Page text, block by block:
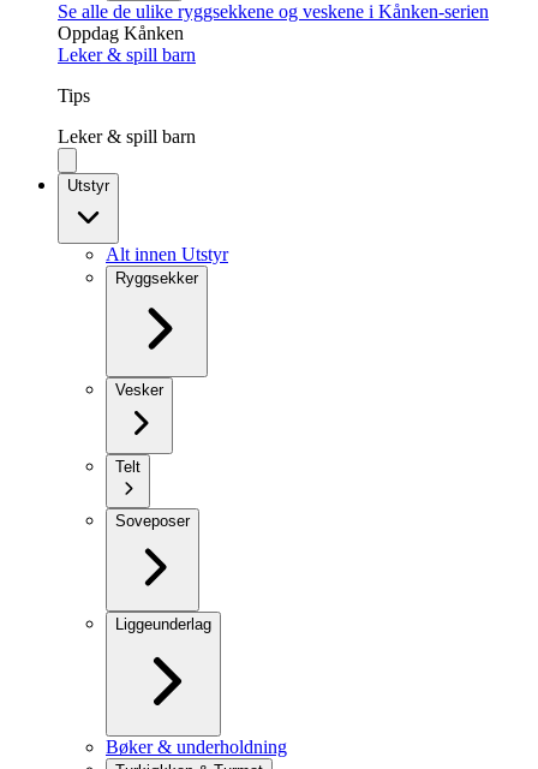
Se alle de ulike ryggsekkene og veskene i Kånken-serien
Oppdag Kånken
Leker & spill barn
Tips
Leker & spill barn
Utstyr
Alt innen Utstyr
Ryggsekker
Vesker
Telt
Soveposer
Liggeunderlag
Bøker & underholdning